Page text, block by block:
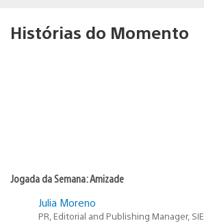
Histórias do Momento
Jogada da Semana: Amizade
Julia Moreno
PR, Editorial and Publishing Manager, SIE